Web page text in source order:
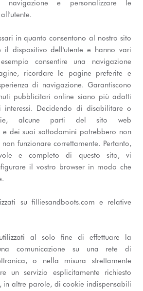
e personalizzare le
in quanto consentono al nostro sito
il dispositivo dell'utente e hanno vari
consentire una navigazione
ricordare le pagine preferite e
di navigazione. Garantiscono
pubblicitari online siano più adatti
Decidendo di disabilitare o
alcune parti del sito web
e dei suoi sottodomini potrebbero non
funzionare correttamente. Pertanto,
e completo di questo sito, vi
il vostro browser in modo che
su filliesandboots.com e relative
al solo fine di effettuare la
comunicazione su una rete di
o nella misura strettamente
un servizio esplicitamente richiesto
in altre parole, di cookie indispensabili